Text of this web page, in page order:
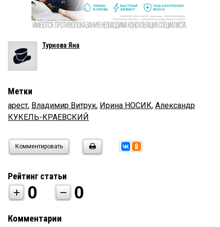
Турнова Яна
Метки
арест, Владимир Витрук, Ирина НОСИК, Александр
КУКЕЛЬ-КРАЕВСКИЙ
Комментировать
Рейтинг статьи
0 0
Комментарии